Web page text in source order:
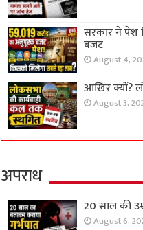
सरकार ने पेश
बजट
August 4,
आखिर क्यों?
August 3,
अपराध
20 साल की
August 6,